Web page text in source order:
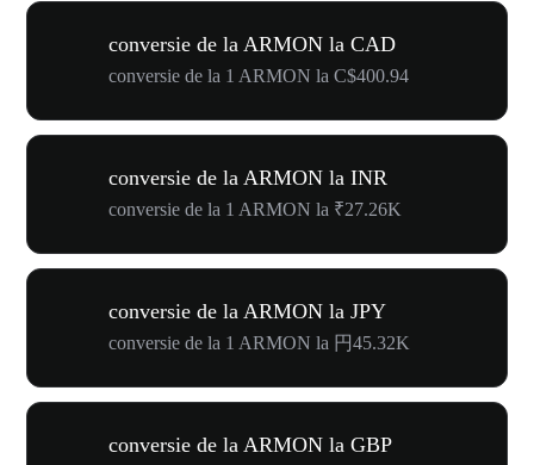
conversie de la ARMON la CAD
conversie de la 1 ARMON la C$400.94
conversie de la ARMON la INR
conversie de la 1 ARMON la ₹27.26K
conversie de la ARMON la JPY
conversie de la 1 ARMON la 円45.32K
conversie de la ARMON la GBP